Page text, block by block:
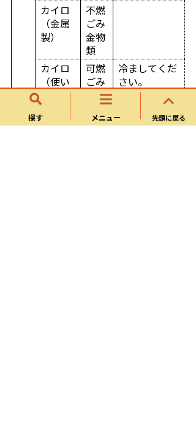
探す メニュー
カイロ
（金属
製）
不燃
ごみ
金物
類
カイロ
（使い
可燃
ごみ
冷ましてくだ
さい。
鏡
不燃
ごみ
先頭に戻る